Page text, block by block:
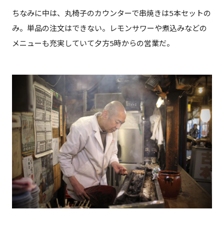
ちなみに中は、丸椅子のカウンターで串焼きは5本セットの
み。単品の注文はできない。レモンサワーや煮込みなどの
メニューも充実していて夕方5時からの営業だ。